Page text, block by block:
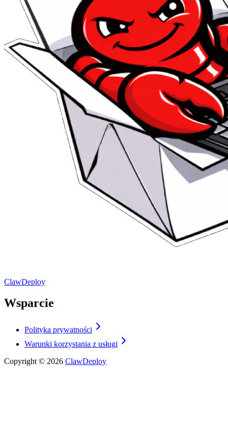
ClawDeploy
Wsparcie
Polityka prywatności
Warunki korzystania z usługi
Copyright © 2026 ClawDeploy